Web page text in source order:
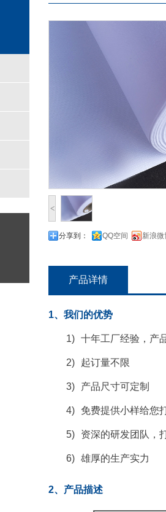
<
分享到： QQ空间 新浪微
产品详情
1、我们的优势
1) 十年工厂经验，产
2) 起订量不限
3) 产品尺寸可定制
4) 免费提供小样给您
5) 资深的研发团队，
6) 雄厚的生产实力
2、产品描述